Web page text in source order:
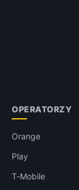
OPERATORZY
Orange
Play
T-Mobile